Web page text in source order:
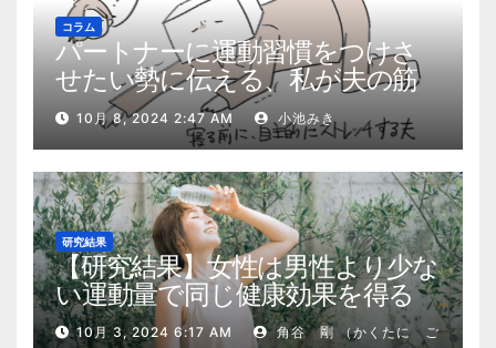
コラム
パートナーに運動習慣をつけさ
せたい勢に伝える、私が夫の筋
肉量を2kg増やした5ステップ
10月 8, 2024 2:47 AM 小池みき
研究結果
【研究結果】女性は男性より少な
い運動量で同じ健康効果を得る
10月 3, 2024 6:17 AM
角谷 剛 （かくたに ご